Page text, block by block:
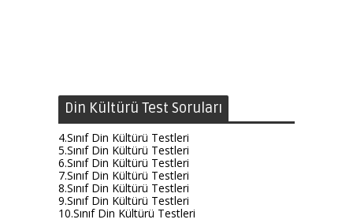
Din Kültürü Test Soruları
4.Sınıf Din Kültürü Testleri
5.Sınıf Din Kültürü Testleri
6.Sınıf Din Kültürü Testleri
7.Sınıf Din Kültürü Testleri
8.Sınıf Din Kültürü Testleri
9.Sınıf Din Kültürü Testleri
10.Sınıf Din Kültürü Testleri